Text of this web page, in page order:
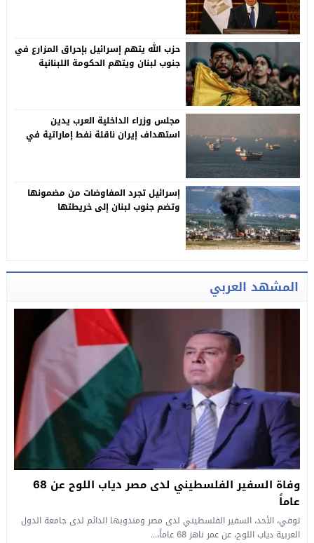
حزب الله يتهم إسرائيل بإحراق المزارع في
جنوب لبنان ويتهم الحكومة اللبنانية
مجلس وزراء الداخلية العرب يدين
استهداف إيران ناقلة نفط إماراتية في
إسرائيل تجرد المفاوضات من مضمونها
وتضم جنوب لبنان إلى خريطتها
المشهد العربي
وفاة السفير الفلسطيني لدى مصر دياب اللوح عن 68
عاماً
توفي، الأحد، السفير الفلسطيني لدى مصر ومندوبها الدائم لدى جامعة الدول
العربية دياب اللوح، عن عمر ناهز 68 عاماً،...